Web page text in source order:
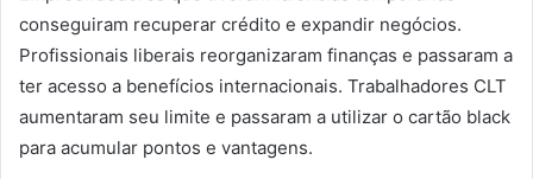
conseguiram recuperar crédito e expandir negócios.
Profissionais liberais reorganizaram finanças e passaram a
ter acesso a benefícios internacionais. Trabalhadores CLT
aumentaram seu limite e passaram a utilizar o cartão black
para acumular pontos e vantagens.